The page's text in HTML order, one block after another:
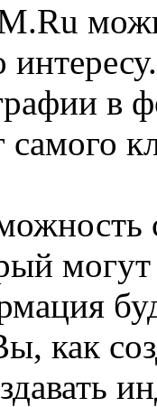
в
самого
как